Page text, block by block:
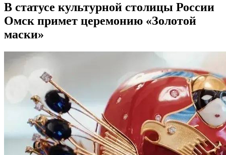
В статусе культурной столицы России
Омск примет церемонию «Золотой
маски»